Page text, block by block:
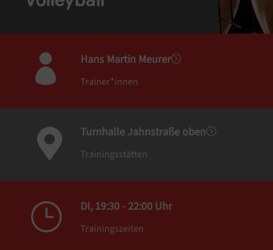
 Hans Martin Meurer=
Trainer*innen
 Turnhalle Jahnstraße oben=
Trainingsstätten
} DI, 19:30 - 22:00 Uhr
Trainingszeiten